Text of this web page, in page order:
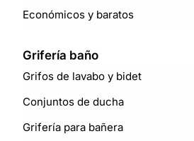
Económicos y baratos
Grifería baño
Grifos de lavabo y bidet
Conjuntos de ducha
Grifería para bañera